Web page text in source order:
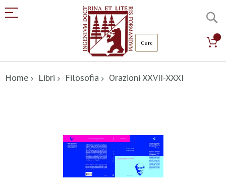
al
contenuto
Home Libri Filosofia Orazioni XXVII-XXXI